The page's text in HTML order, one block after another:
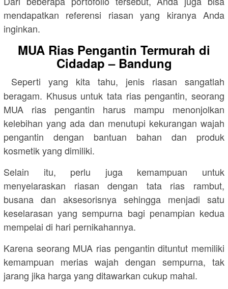
mendapatkan referensi riasan yang kiranya Anda
inginkan.
MUA Rias Pengantin Termurah di
Cidadap – Bandung
Seperti yang kita tahu, jenis riasan sangatlah
beragam. Khusus untuk tata rias pengantin, seorang
MUA rias pengantin harus mampu menonjolkan
kelebihan yang ada dan menutupi kekurangan wajah
pengantin dengan bantuan bahan dan produk
kosmetik yang dimiliki.
Selain itu, perlu juga kemampuan untuk
menyelaraskan riasan dengan tata rias rambut,
busana dan aksesorisnya sehingga menjadi satu
keselarasan yang sempurna bagi penampian kedua
mempelai di hari pernikahannya.
Karena seorang MUA rias pengantin dituntut memiliki
kemampuan merias wajah dengan sempurna, tak
jarang jika harga yang ditawarkan cukup mahal.